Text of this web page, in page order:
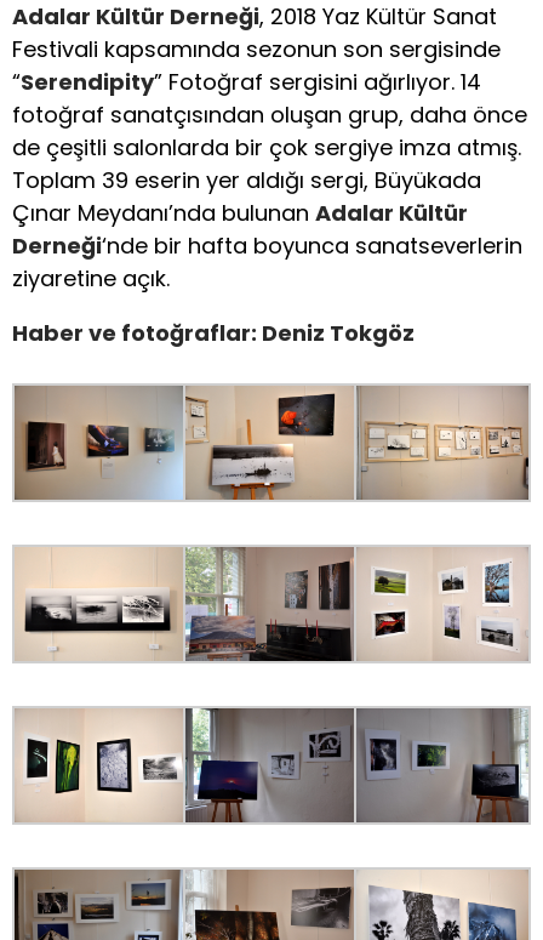
Adalar Kültür Derneği, 2018 Yaz Kültür Sanat
Festivali kapsamında sezonun son sergisinde
“Serendipity” Fotoğraf sergisini ağırlıyor. 14
fotoğraf sanatçısından oluşan grup, daha önce
de çeşitli salonlarda bir çok sergiye imza atmış.
Toplam 39 eserin yer aldığı sergi, Büyükada
Çınar Meydanı’nda bulunan Adalar Kültür
Derneği‘nde bir hafta boyunca sanatseverlerin
ziyaretine açık.
Haber ve fotoğraflar: Deniz Tokgöz